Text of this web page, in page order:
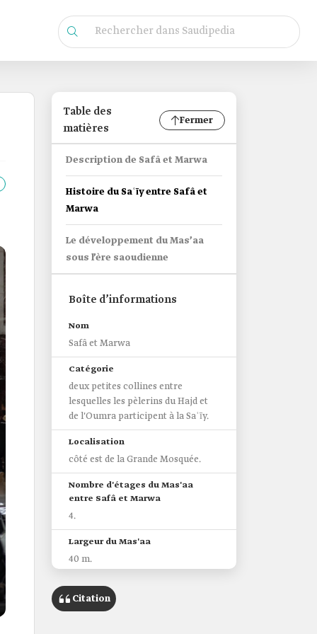
Table des
matières
Fermer
Description de Safâ et Marwa
Histoire du Saʿīy entre Safâ et
Marwa
Le développement du Mas’aa
sous l’ère saoudienne
Boîte d’informations
Nom
Safâ et Marwa
Catégorie
deux petites collines entre
lesquelles les pèlerins du Hajd et
de l'Oumra participent à la Saʿīy.
Localisation
côté est de la Grande Mosquée.
Nombre d'étages du Mas'aa
entre Safâ et Marwa
4.
Largeur du Mas'aa
40 m.
Surface totale
87 000 m².
Citation